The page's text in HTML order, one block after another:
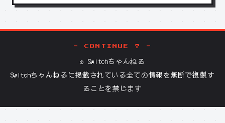
- CONTINUE ? -
© Switchちゃんねる
Switchちゃんねる に掲載されている全ての情報を無断で複製す
ることを禁じます